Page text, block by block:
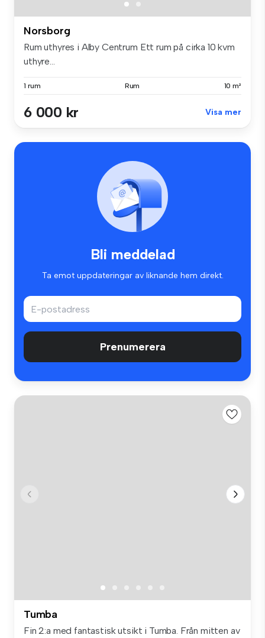
Norsborg
Rum uthyres i Alby Centrum Ett rum på cirka 10 kvm
uthyre...
1 rum Rum 10 m²
6 000 kr Visa mer
Bli meddelad
Ta emot uppdateringar av liknande hem direkt.
Prenumerera
Tumba
Fin 2:a med fantastisk utsikt i Tumba. Från mitten av